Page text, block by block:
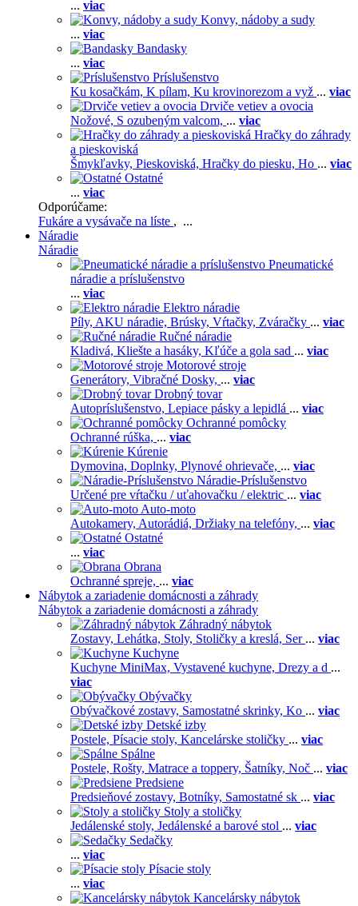
... viac
Konvy, nádoby a sudy
... viac
Bandasky
... viac
Príslušenstvo
Ku kosačkám, K pílam, Ku krovinorezom a vyž ... viac
Drviče vetiev a ovocia
Nožové, S ozubeným valcom, ... viac
Hračky do záhrady
a pieskoviská
Šmykľavky, Pieskoviská, Hračky do piesku, Ho ... viac
Ostatné
... viac
Odporúčame:
Fukáre a vysávače na líste , ...
Náradie
Náradie
Pneumatické
náradie a príslušenstvo
... viac
Elektro náradie
Píly, AKU náradie, Brúsky, Vŕtačky, Zváračky ... viac
Ručné náradie
Kladivá, Kliešte a hasáky, Kľúče a gola sad ... viac
Motorové stroje
Generátory, Vibračné Dosky, ... viac
Drobný tovar
Autopríslušenstvo, Lepiace pásky a lepidlá ... viac
Ochranné pomôcky
Ochranné rúška, ... viac
Kúrenie
Dymovina, Doplnky, Plynové ohrievače, ... viac
Náradie-Príslušenstvo
Určené pre vŕtačku / uťahovačku / elektric ... viac
Auto-moto
Autokamery, Autorádiá, Držiaky na telefóny, ... viac
Ostatné
... viac
Obrana
Ochranné spreje, ... viac
Nábytok a zariadenie domácnosti a záhrady
Nábytok a zariadenie domácnosti a záhrady
Záhradný nábytok
Zostavy, Lehátka, Stoly, Stoličky a kreslá, Ser ... viac
Kuchyne
Kuchyne MiniMax, Vystavené kuchyne, Drezy a d ...
viac
Obývačky
Obývačkové zostavy, Samostatné skrinky, Ko ... viac
Detské izby
Postele, Písacie stoly, Kancelárske stoličky ... viac
Spálne
Postele, Rošty, Matrace a toppery, Šatníky, Noč ... viac
Predsiene
Predsieňové zostavy, Botníky, Samostatné sk ... viac
Stoly a stoličky
Jedálenské stoly, Jedálenské a barové stol ... viac
Sedačky
... viac
Písacie stoly
... viac
Kancelársky nábytok